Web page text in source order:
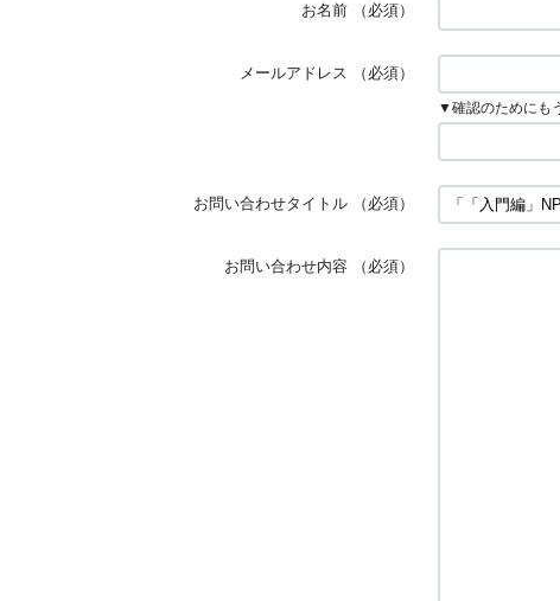
お名前 （必須）
メールアドレス （必須）
▼確認のためにも
お問い合わせタイトル （必須）
お問い合わせ内容 （必須）